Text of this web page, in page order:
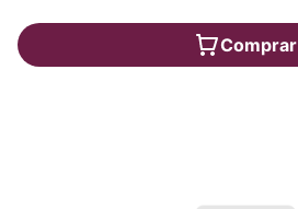
Comprar